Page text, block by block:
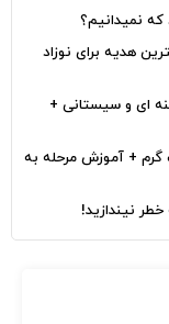
هدیه برای نوزاد
ای و سیستانی +
+ آموزش مرحله به
نیندازید!